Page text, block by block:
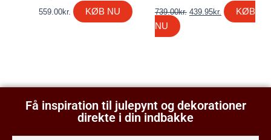
559.00kr. KØB NU 739.00kr. 439.95kr.
KØB
NU
Få inspiration til julepynt og dekorationer
direkte i din indbakke